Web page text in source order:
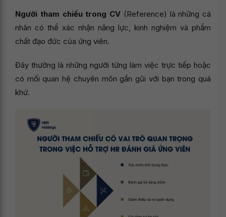
Người tham chiếu trong CV (Reference) là những cá
nhân có thể xác nhận năng lực, kinh nghiệm và phẩm
chất đạo đức của ứng viên.
Đây thường là những người từng làm việc trực tiếp hoặc
có mối quan hệ chuyên môn gần gũi với bạn trong quá
khứ.